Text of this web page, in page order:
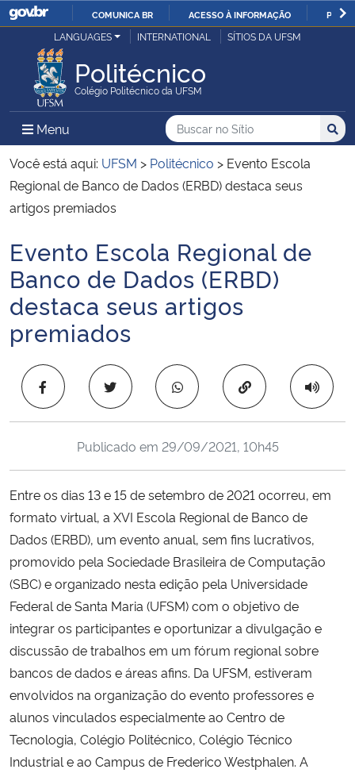
IR
O
COMUNICA BR ACESSO À INFORMAÇÃO
Ministério da Justiça e Segurança Pública
Ministério da Defesa
Ministério das Relações Exteriores
Ministério da Economia
Ministério da Infraestrutura
Ministério da Agricultura, Pecuária e Abastecimento
Ministério da Educação
Ministério da Cidadania
Ministério da Saúde
Ministério de Minas e Energia
Ministério da Ciência, Tecnologia, Inovações e Comunicações
Ministério do Meio Ambiente
Ministério do Turismo
Ministério do Desenvolvimento Regional
Ministério da Mulher, da Família e dos Direitos Humanos
Secretaria-Geral
LANGUAGES INTERNATIONAL SÍTIOS DA UFSM
Politécnico
Colégio Politécnico da UFSM
Menu Menu Principal do Sítio
Busca
Buscar no no Sítio
Busca:
Você está aqui: UFSM > Politécnico > Evento Escola
Regional de Banco de Dados (ERBD) destaca seus
artigos premiados
Início do conteúdo
Evento Escola Regional de
Banco de Dados (ERBD)
destaca seus artigos
premiados
Copiar para área
Publicado em 29/09/2021, 10h45
Entre os dias 13 e 15 de setembro de 2021 ocorreu, em
formato virtual, a XVI Escola Regional de Banco de
Dados (ERBD), um evento anual, sem fins lucrativos,
promovido pela Sociedade Brasileira de Computação
(SBC) e organizado nesta edição pela Universidade
Federal de Santa Maria (UFSM) com o objetivo de
integrar os participantes e oportunizar a divulgação e
discussão de trabalhos em um fórum regional sobre
bancos de dados e áreas afins. Da UFSM, estiveram
envolvidos na organização do evento professores e
alunos vinculados especialmente ao Centro de
Tecnologia, Colégio Politécnico, Colégio Técnico
Industrial e ao Campus de Frederico Westphalen. A